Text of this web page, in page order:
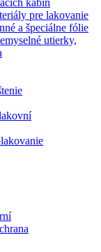
kabín
pre lakovanie
a špeciálne fólie
utierky,